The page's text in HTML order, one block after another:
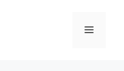
Menu